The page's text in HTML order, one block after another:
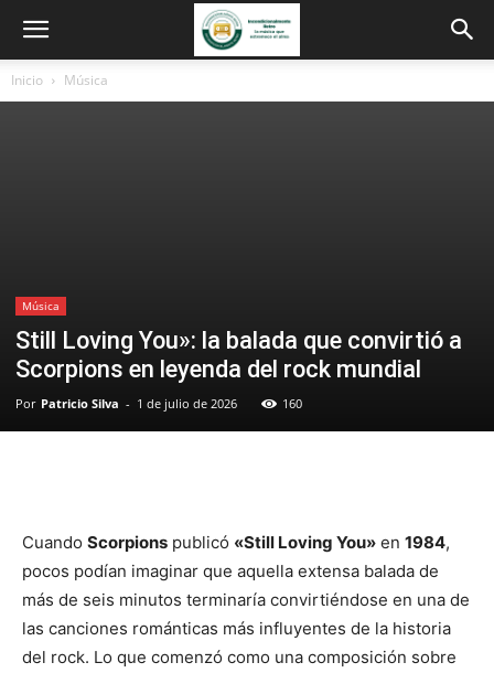
Inicio Música
Música
Still Loving You»: la balada que convirtió a
Scorpions en leyenda del rock mundial
Por Patricio Silva - 1 de julio de 2026 160
Cuando Scorpions publicó «Still Loving You» en 1984,
pocos podían imaginar que aquella extensa balada de
más de seis minutos terminaría convirtiéndose en una de
las canciones románticas más influyentes de la historia
del rock. Lo que comenzó como una composición sobre